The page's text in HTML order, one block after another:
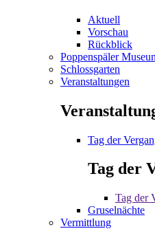
Aktuell
Vorschau
Rückblick
Poppenspäler
Schlossgarten
Veranstaltungen
Tag der
Tag der
Tag der
Gruselnächte
Vermittlung